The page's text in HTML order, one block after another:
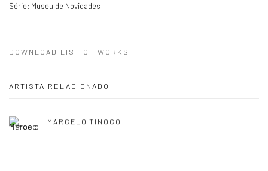
Série: Museu de Novidades
DOWNLOAD LIST OF WORKS
ARTISTA RELACIONADO
MARCELO TINOCO